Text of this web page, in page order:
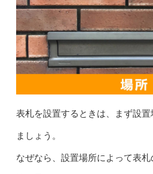
表札を設置するときは、まず設
ましょう。
なぜなら、設置場所によって表